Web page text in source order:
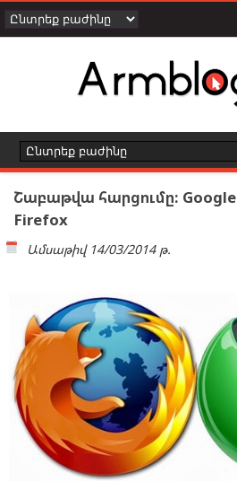
Շաբաթվա հարցումը: Google
Firefox
Ամսաթիվ 14/03/2014 թ.